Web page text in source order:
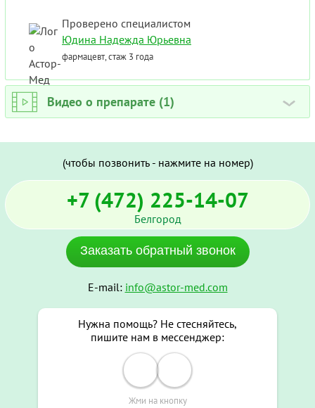
Проверено специалистом
Юдина Надежда Юрьевна
фармацевт, стаж 3 года
Видео о препарате (1) ›
(чтобы позвонить - нажмите на номер)
+7 (472) 225-14-07
Белгород
Заказать обратный звонок
E-mail: info@astor-med.com
Нужна помощь? Не стесняйтесь,
пишите нам в мессенджер:
Жми на кнопку